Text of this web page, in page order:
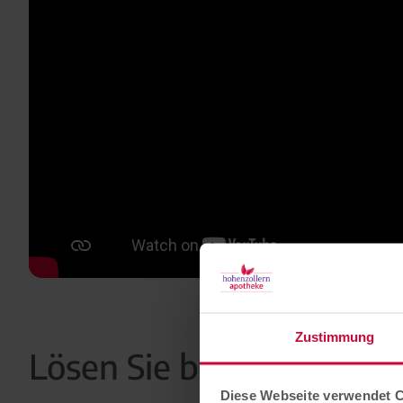
Zustimmung
Diese Webseite verwendet
Lösen Sie bei uns jetzt